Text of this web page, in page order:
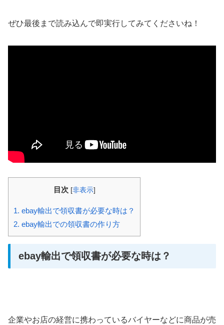
ぜひ最後まで読み込んで即実行してみてくださいね！
目次 [非表示]
1. ebay輸出で領収書が必要な時は？
2. ebay輸出での領収書の作り方
ebay輸出で領収書が必要な時は？
企業やお店の経営に携わっているバイヤーなどに商品が売